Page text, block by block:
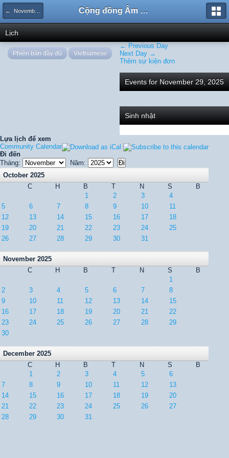
← November 2025 Cộng đồng Âm nhạc Sound Says
Lịch
← Previous Day
Next Day →
Thêm sự kiện đơn
Events for November 29, 2025
Sinh nhật
Lựa lịch để xem
Community Calendar
Đi đến
Tháng:
Năm:
October 2025
C
H B T N S
B
1
2 3
4
5
6 7 8 9 10
11
12
13 14 15 16 17
18
19
20 21 22 23 24
25
26
27 28 29 30 31
November 2025
C
H B T N S
B
1
2
3 4 5 6 7
8
9
10 11 12 13 14
15
16
17 18 19 20 21
22
23
24 25 26 27 28
29
30
December 2025
C
H B T N S
B
1
2 3 4 5
6
7
8 9 10 11 12
13
14
15 16 17 18 19
20
21
22 23 24 25 26
27
28
29 30 31
Phiên bản đầy đủ Vietnamese